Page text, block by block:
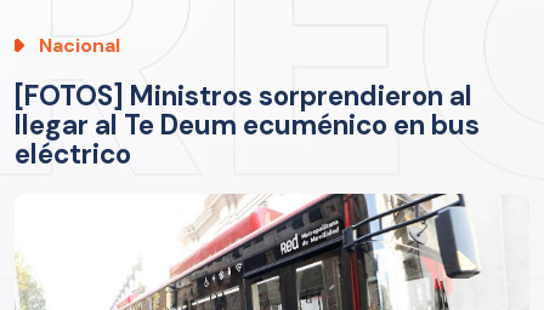
Nacional
[FOTOS] Ministros sorprendieron al
llegar al Te Deum ecuménico en bus
eléctrico